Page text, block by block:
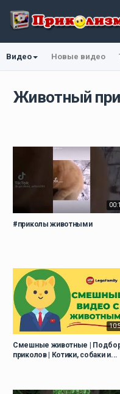
Видео Новые видео
Животный
#приколы животными
Смешные животные |
приколов | Котики, собаки и...